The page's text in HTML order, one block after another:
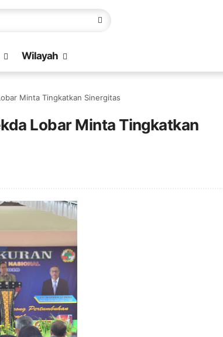
Wilayah
Minta Tingkatkan Sinergitas
Lobar Minta Tingkatkan